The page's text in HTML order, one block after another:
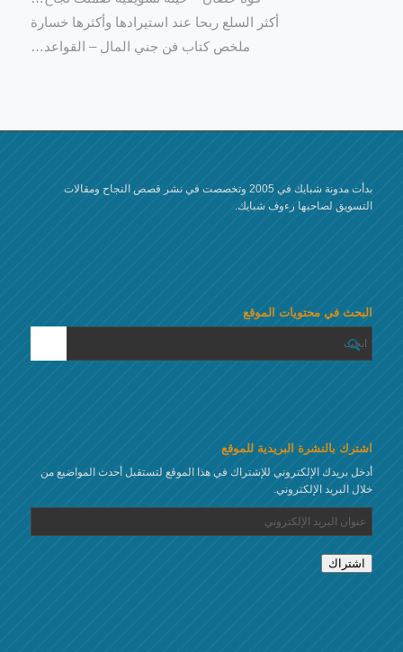
أكثر السلع ربحا عند استيرادها وأكثرها خسارة
ملخص كتاب فن جني المال – القواعد…
بدأت مدونة شبايك في 2005 وتخصصت في نشر قصص النجاح ومقالات
التسويق لصاحبها رءوف شبايك.
البحث في محتويات الموقع
اشترك بالنشرة البريدية للموقع
أدخل بريدك الإلكتروني للإشتراك في هذا الموقع لتستقبل أحدث المواضيع من
خلال البريد الإلكتروني.
البريد
اشتراك